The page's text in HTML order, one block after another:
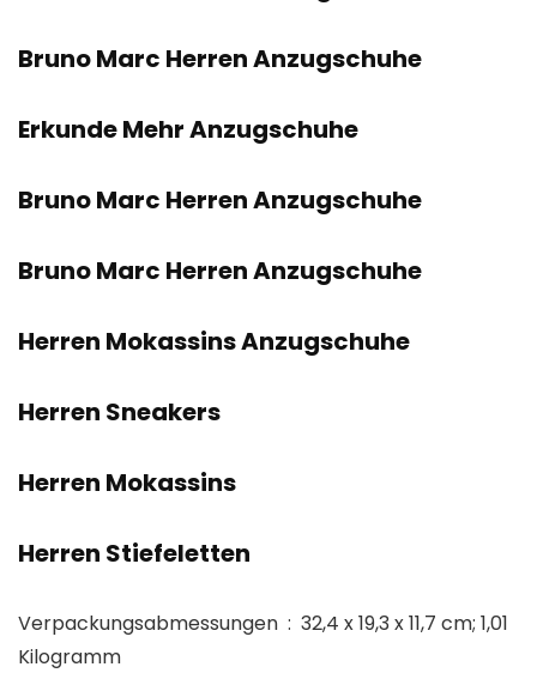
Bruno Marc Herren Anzugschuhe
Erkunde Mehr Anzugschuhe
Bruno Marc Herren Anzugschuhe
Bruno Marc Herren Anzugschuhe
Herren Mokassins Anzugschuhe
Herren Sneakers
Herren Mokassins
Herren Stiefeletten
Verpackungsabmessungen ‏ : ‎ 32,4 x 19,3 x 11,7 cm; 1,01
Kilogramm